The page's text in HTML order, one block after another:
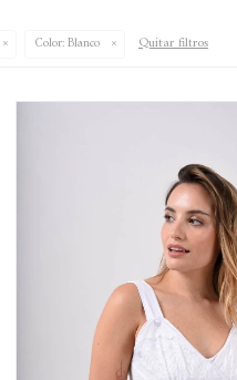
Color:Blanco Quitar filtros